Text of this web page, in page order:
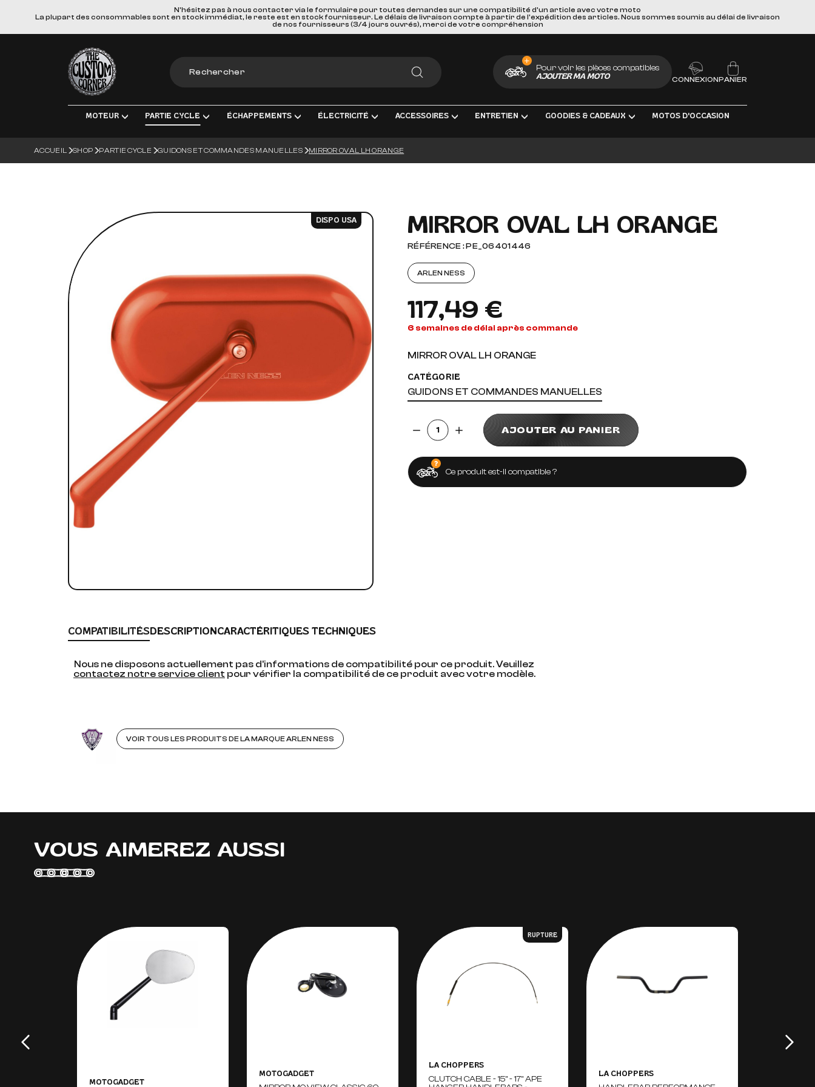
N'hésitez pas à nous contacter via le formulaire pour toutes demandes sur une compatibilité d'un article avec votre moto
La plupart des consommables sont en stock immédiat, le reste est en stock fournisseur. Le délais de livraison compte à partir de l'expédition des articles. Nous sommes soumis au délai de livraison
de nos fournisseurs (3/4 jours ouvrés), merci de votre compréhension
The Custom Corner
RECHERCHER
Pour voir les pièces compatibles
AJOUTER MA MOTO
CONNEXIONPANIER
MOTEUR
MOTEUR & PIÈCES DE RECHANGE
PARTIE CYCLE
TRANSMISSION FINALE
ROUES & ACCESSOIRES
GUIDONS ET COMMANDES MANUELLES
SELLES & SISSYBARS
REPOSE PIEDS & COMMANDES AUX PIEDS
CHAMBRES À AIR & ACCESSOIRES
ÉCHAPPEMENTS
LIGNES D'ÉCHAPPEMENT COMPLÈTE
MATERIEL DE MONTAGE & ACCESSOIRES
ÉLECTRICITÉ
ÉLECTRICITÉ ET MESURE
BOUGIES D'ALLUMAGE
ACCESSOIRES
BAGAGERIE
ACCESSOIRES DIVERS
PAREBRISES ET CARENAGES
RETROVISEURS
AUDIO, VIDÉO ET FIXATIONS
ENTRETIEN
HUILES, PRODUIT CHIMIQUES ET LUBRIFIANTS
BOUGIES D'ALLUMAGE
BATTERIES
OUTILLAGE
GOODIES & CADEAUX
GOODIES
MOTOS D'OCCASION
ACCUEIL SHOP PARTIE CYCLE GUIDONS ET COMMANDES MANUELLES MIRROR OVAL LH ORANGE
DISPO USA MIRROR OVAL LH ORANGE
RÉFÉRENCE : PE_06401446
ARLEN NESS
117,49 €
6 semaines de délai après commande
MIRROR OVAL LH ORANGE
CATÉGORIE
GUIDONS ET COMMANDES MANUELLES
Quantité
AJOUTER AU PANIER
Ce produit est-il compatible ?
COMPATIBILITÉSDESCRIPTIONCARACTÉRITIQUES TECHNIQUES
Nous ne disposons actuellement pas d'informations de compatibilité pour ce produit. Veuillez
contactez notre service client pour vérifier la compatibilité de ce produit avec votre modèle.
VOIR TOUS LES PRODUITS DE LA MARQUE ARLEN NESS
VOUS AIMEREZ AUSSI
MOTOGADGET
MOTOGADGET
RUPTURE
LA CHOPPERS
CLUTCH CABLE - 15" - 17" APE
LA CHOPPERS